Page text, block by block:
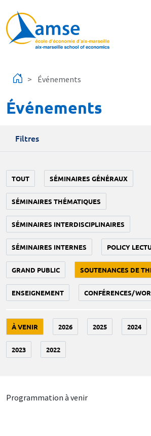
Événements
Événements
Filtres
TOUT SÉMINAIRES GÉNÉRAUX
SÉMINAIRES THÉMATIQUES
SÉMINAIRES INTERDISCIPLINAIRES
SÉMINAIRES INTERNES POLICY
GRAND PUBLIC SOUTENANCES DE
ENSEIGNEMENT CONFÉRENCES/
À VENIR 2026 2025 2024
2023 2022
Programmation à venir